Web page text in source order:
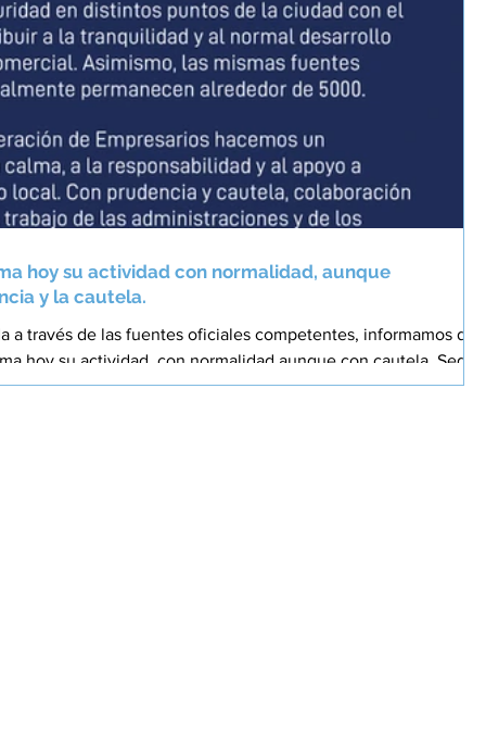
hoy su actividad con normalidad, aunque
y la cautela.
a través de las fuentes oficiales competentes, informamos de
hoy su actividad, con normalidad aunque con cautela. Según
dispone en estos momentos, se mantendrá un refuerzo de la